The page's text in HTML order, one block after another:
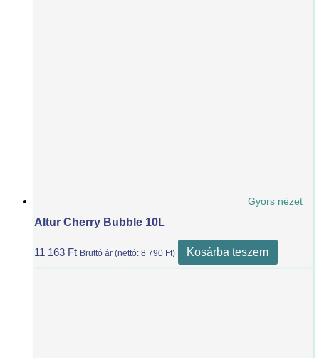
Gyors nézet
Altur Cherry Bubble 10L
11 163 Ft Bruttó ár (nettó: 8 790 Ft) Kosárba teszem